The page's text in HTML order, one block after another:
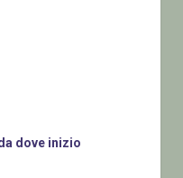
dove inizio